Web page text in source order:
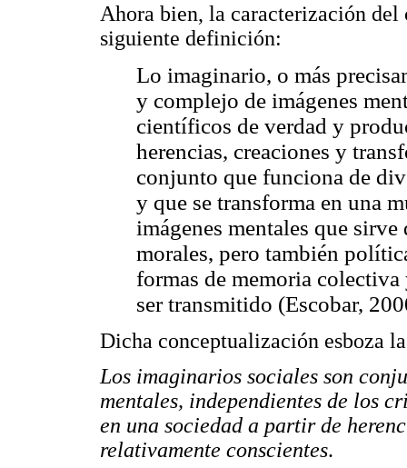
Ahora bien, la caracterización
siguiente definición:
Lo imaginario, o más
y complejo de imágenes
científicos de verdad y
herencias, creaciones y
conjunto que funciona de
y que se transforma en una
imágenes mentales que
morales, pero también
formas de memoria
ser transmitido (Escobar,
Dicha conceptualización esboza
Los imaginarios sociales son
mentales, independientes de los
en una sociedad a partir de
relativamente conscientes.